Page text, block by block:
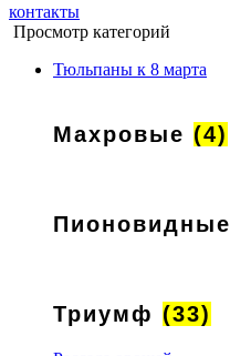
контакты
Просмотр категорий
Тюльпаны к 8 марта
Махровые (4)
Пионовидные
Триумф (33)